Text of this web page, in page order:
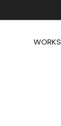
WORKS